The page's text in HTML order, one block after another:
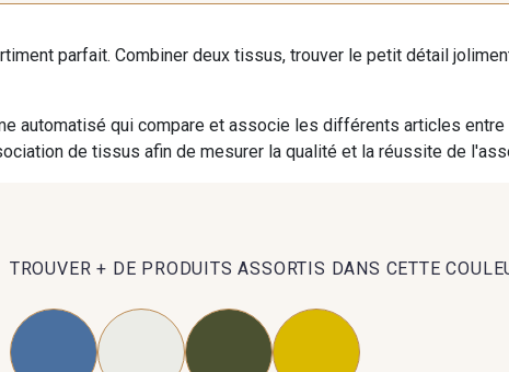
parfait. Combiner deux tissus, trouver le petit détail
automatisé qui compare et associe les différents articles
de tissus afin de mesurer la qualité et la réussite de
TROUVER + DE PRODUITS ASSORTIS DANS CETTE